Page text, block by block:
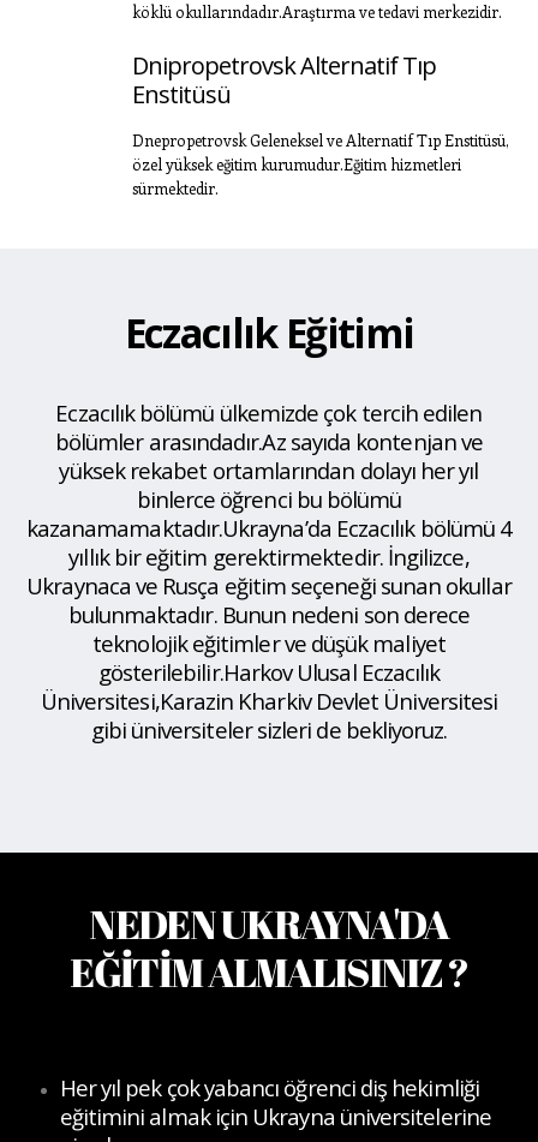
köklü okullarındadır.Araştırma ve tedavi merkezidir.
Dnipropetrovsk Alternatif Tıp
Enstitüsü
Dnepropetrovsk Geleneksel ve Alternatif Tıp Enstitüsü,
özel yüksek eğitim kurumudur.Eğitim hizmetleri
sürmektedir.
Eczacılık Eğitimi
Eczacılık bölümü ülkemizde çok tercih edilen
bölümler arasındadır.Az sayıda kontenjan ve
yüksek rekabet ortamlarından dolayı her yıl
binlerce öğrenci bu bölümü
kazanamamaktadır.Ukrayna’da Eczacılık bölümü 4
yıllık bir eğitim gerektirmektedir. İngilizce,
Ukraynaca ve Rusça eğitim seçeneği sunan okullar
bulunmaktadır. Bunun nedeni son derece
teknolojik eğitimler ve düşük maliyet
gösterilebilir.Harkov Ulusal Eczacılık
Üniversitesi,Karazin Kharkiv Devlet Üniversitesi
gibi üniversiteler sizleri de bekliyoruz.
NEDEN UKRAYNA'DA
EĞİTİM ALMALISINIZ ?
Her yıl pek çok yabancı öğrenci diş hekimliği
eğitimini almak için Ukrayna üniversitelerine